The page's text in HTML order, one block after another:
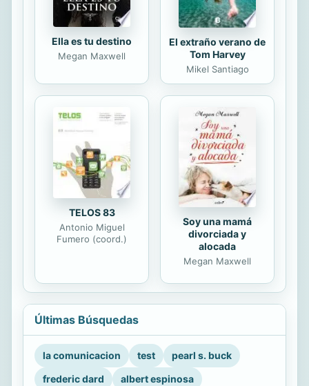
Ella es tu destino
Megan Maxwell
El extraño verano de
Tom Harvey
Mikel Santiago
TELOS 83
Antonio Miguel
Fumero (coord.)
Soy una mamá
divorciada y
alocada
Megan Maxwell
Últimas Búsquedas
la comunicacion test
pearl s. buck
frederic dard
albert espinosa